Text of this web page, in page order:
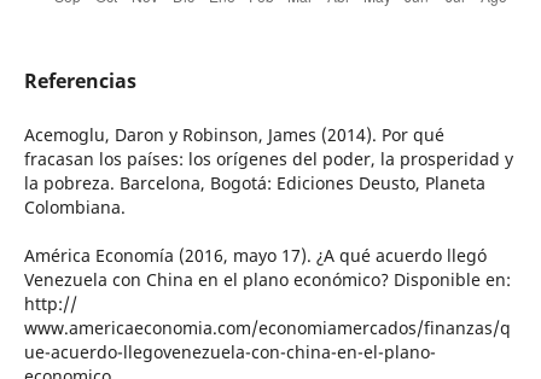
Referencias
Acemoglu, Daron y Robinson, James (2014). Por qué
fracasan los países: los orígenes del poder, la prosperidad y
la pobreza. Barcelona, Bogotá: Ediciones Deusto, Planeta
Colombiana.
América Economía (2016, mayo 17). ¿A qué acuerdo llegó
Venezuela con China en el plano económico? Disponible en:
http://
www.americaeconomia.com/economiamercados/finanzas/q
ue-acuerdo-llegovenezuela-con-china-en-el-plano-